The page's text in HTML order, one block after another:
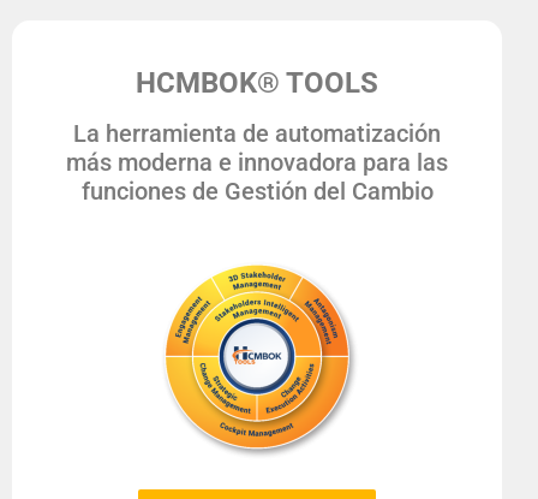
HCMBOK® TOOLS
La herramienta de automatización
más moderna e innovadora para las
funciones de Gestión del Cambio